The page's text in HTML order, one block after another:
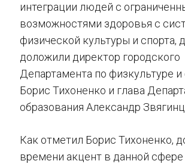
интеграции людей с
возможностями здоровья с
физической культуры и спорта,
доложили директор городского
Департамента по физкультуре и
Борис Тихоненко и глава
образования Александр
Как отметил Борис Тихоненко,
времени акцент в данной сфере